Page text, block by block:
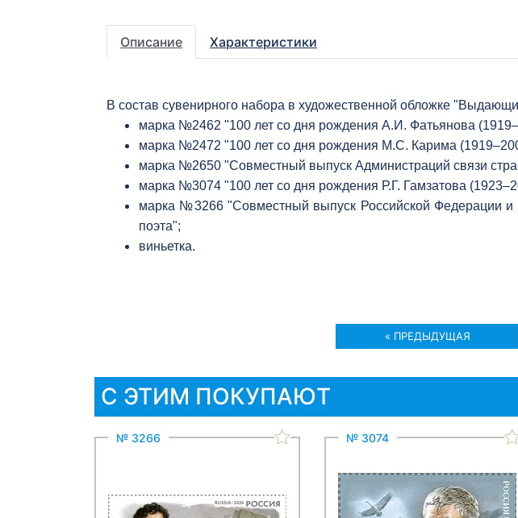
Описание Характеристики
В состав сувенирного набора в художественной обложке
марка №2462 "100 лет со дня рождения А.И. Фатьянова
марка №2472 "100 лет со дня рождения М.С. Карима
марка №2650 "Совместный выпуск Администраций связи
марка №3074 "100 лет со дня рождения Р.Г. Гамзатова
марка №3266 "Совместный выпуск Российской Федерации
поэта";
виньетка.
« ПРЕДЫДУЩАЯ
С ЭТИМ ПОКУПАЮТ
№ 3266 № 3074